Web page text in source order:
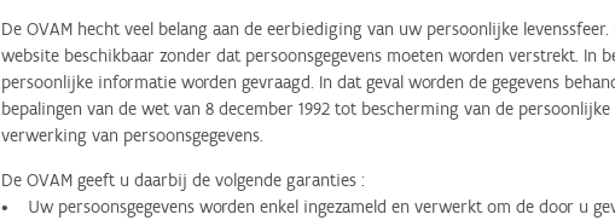
De OVAM hecht veel belang aan de eerbiediging van uw persoonlijke
website beschikbaar zonder dat persoonsgegevens moeten worden verstrekt. In
persoonlijke informatie worden gevraagd. In dat geval worden de gegevens
bepalingen van de wet van 8 december 1992 tot bescherming van de
verwerking van persoonsgegevens.
De OVAM geeft u daarbij de volgende garanties :
• Uw persoonsgegevens worden enkel ingezameld en verwerkt om de door u